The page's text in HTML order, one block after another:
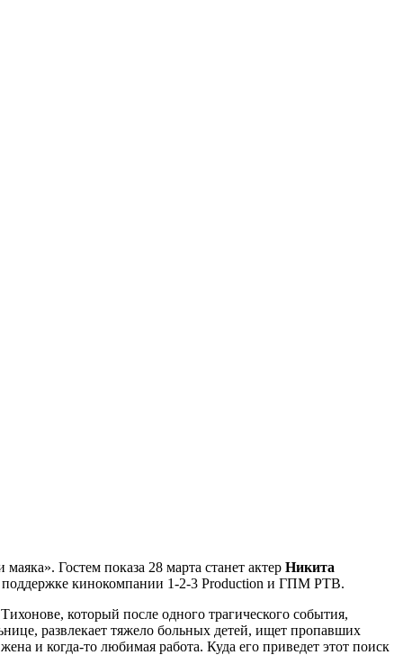
Гостем показа 28 марта станет актер Никита
поддержке кинокомпании 1-2-3 Production и ГПМ РТВ.
который после одного трагического события,
развлекает тяжело больных детей, ищет пропавших
и когда-то любимая работа. Куда его приведет этот поиск